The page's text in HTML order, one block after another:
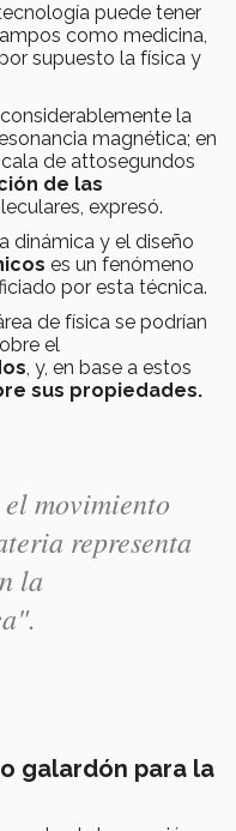
puede tener
como medicina,
supuesto la física y
la
magnética; en
de attosegundos
de las
expresó.
dinámica y el diseño
es un fenómeno
por esta técnica.
de física se podrían
el
, y, en base a estos
sus propiedades.
movimiento
representa
la
galardón para la